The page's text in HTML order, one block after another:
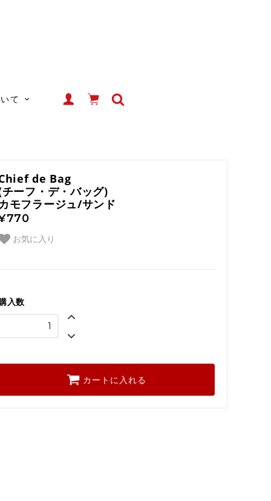
て
de Bag
ーフ・デ・バッグ)
モフラージュ/サンド
お気に入り
入数
カートに入れる